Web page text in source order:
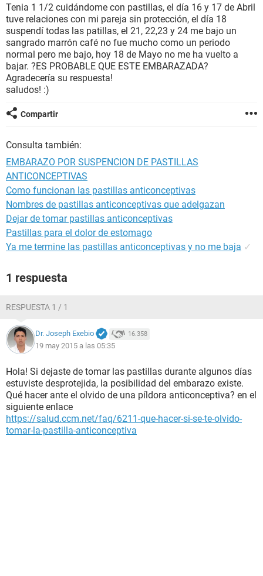
GLOSARIO
Tenia 1 1/2 cuidándome con pastillas, el día 16 y 17 de Abril
tuve relaciones con mi pareja sin protección, el día 18
suspendí todas las patillas, el 21, 22,23 y 24 me bajo un
sangrado marrón café no fue mucho como un periodo
normal pero me bajo, hoy 18 de Mayo no me ha vuelto a
bajar. ?ES PROBABLE QUE ESTE EMBARAZADA?
Agradecería su respuesta!
saludos! :)
Compartir
Consulta también:
EMBARAZO POR SUSPENCION DE PASTILLAS
ANTICONCEPTIVAS
Como funcionan las pastillas anticonceptivas
Nombres de pastillas anticonceptivas que adelgazan
Dejar de tomar pastillas anticonceptivas
Pastillas para el dolor de estomago
Ya me termine las pastillas anticonceptivas y no me baja ✓
1 respuesta
RESPUESTA 1 / 1
Dr. Joseph Exebio 16.358
19 may 2015 a las 05:35
Hola! Si dejaste de tomar las pastillas durante algunos días
estuviste desprotejida, la posibilidad del embarazo existe.
Qué hacer ante el olvido de una píldora anticonceptiva? en el
siguiente enlace
https://salud.ccm.net/faq/6211-que-hacer-si-se-te-olvido-
tomar-la-pastilla-anticonceptiva